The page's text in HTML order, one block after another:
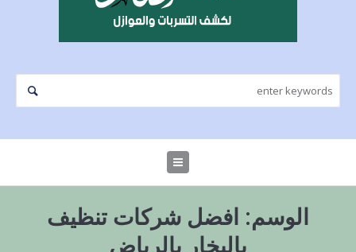
الوسم: افضل شركات تنظيف
بالبخار بالرياض